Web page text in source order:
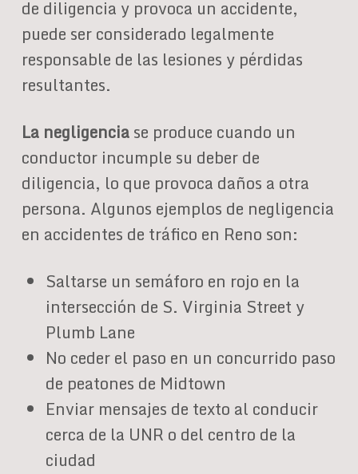
de diligencia y provoca un accidente,
puede ser considerado legalmente
responsable de las lesiones y pérdidas
resultantes.
La negligenciase produce cuando un
conductor incumple su deber de
diligencia, lo que provoca daños a otra
persona. Algunos ejemplos de negligencia
en accidentes de tráfico en Reno son:
Saltarse un semáforo en rojo en la
intersección de S. Virginia Street y
Plumb Lane
No ceder el paso en un concurrido paso
de peatones de Midtown
Enviar mensajes de texto al conducir
cerca de la UNR o del centro de la
ciudad